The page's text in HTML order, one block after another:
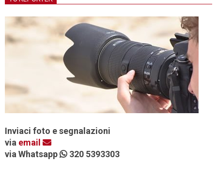
Inviaci foto e segnalazioni
via email
via Whatsapp
320 5393303